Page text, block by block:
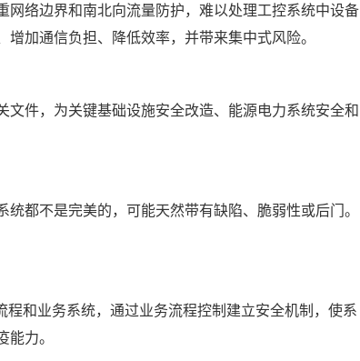
络边界和南北向流量防护，难以处理工控系统中设备
加通信负担、降低效率，并带来集中式风险。
件，为关键基础设施安全改造、能源电力系统安全和
都不是完美的，可能天然带有缺陷、脆弱性或后门。
和业务系统，通过业务流程控制建立安全机制，使系
力。